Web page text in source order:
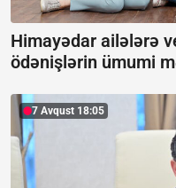
Himayədar ailələrə
ödənişlərin ümumi
7 Avqust 18:05